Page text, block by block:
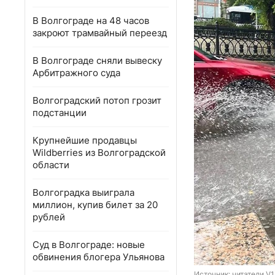
В Волгограде на 48 часов
закроют трамвайный переезд
В Волгограде сняли вывеску
Арбитражного суда
Волгоградский потоп грозит
подстанции
Крупнейшие продавцы
Wildberries из Волгоградской
области
Волгоградка выиграла
миллион, купив билет за 20
рублей
Суд в Волгограде: новые
обвинения блогера Ульянова